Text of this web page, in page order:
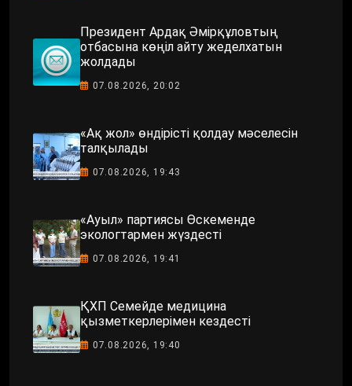
Президент Ардақ Әмірқұловтың
отбасына көңіл айту жеделхатын
жолдады
07.08.2026, 20:02
«Ақ жол» өндірісті қолдау мәселесін
талқылады
07.08.2026, 19:43
«Ауыл» партиясы Өскеменде
экологтармен жүздесті
07.08.2026, 19:41
ҚХП Семейде медицина
қызметкерлерімен кездесті
07.08.2026, 19:40